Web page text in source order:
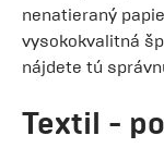
nenatieraný
vysokokvalitná
nájdete tú
Textil -